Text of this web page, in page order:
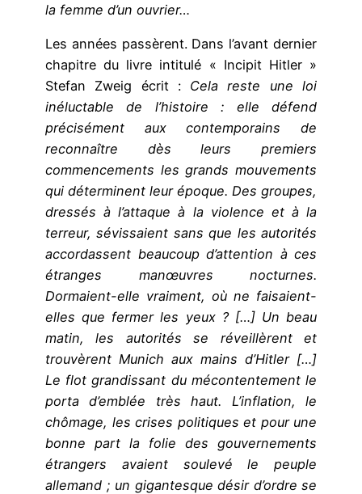
la femme d’un ouvrier…
Les années passèrent. Dans l’avant dernier
chapitre du livre intitulé « Incipit Hitler »
Stefan Zweig écrit : Cela reste une loi
inéluctable de l’histoire : elle défend
précisément aux contemporains de
reconnaître dès leurs premiers
commencements les grands mouvements
qui déterminent leur époque. Des groupes,
dressés à l’attaque à la violence et à la
terreur, sévissaient sans que les autorités
accordassent beaucoup d’attention à ces
étranges manœuvres nocturnes.
Dormaient-elle vraiment, où ne faisaient-
elles que fermer les yeux ? […] Un beau
matin, les autorités se réveillèrent et
trouvèrent Munich aux mains d’Hitler […]
Le flot grandissant du mécontentement le
porta d’emblée très haut. L’inflation, le
chômage, les crises politiques et pour une
bonne part la folie des gouvernements
étrangers avaient soulevé le peuple
allemand ; un gigantesque désir d’ordre se